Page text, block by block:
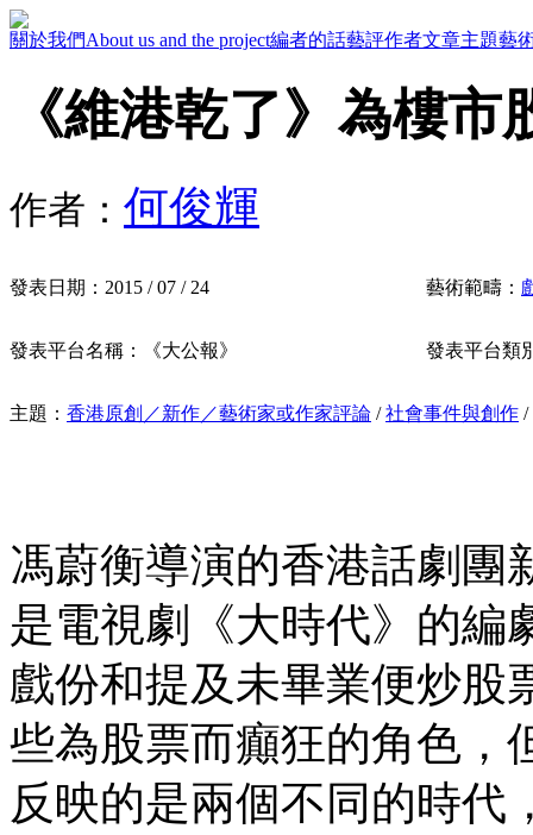
關於我們About us and the project編者的話藝評作者文章主題藝
《維港乾了》為樓市
作者： 何俊輝
發表日期： 2015 / 07 / 24 藝術範疇：
發表平台名稱： 《大公報》 發表平台類
主題： 香港原創／新作／藝術家或作家評論 /社會事件與創作 /
馮蔚衡導演的香港話劇團
是電視劇《大時代》的編
戲份和提及未畢業便炒股
些為股票而癲狂的角色，
反映的是兩個不同的時代